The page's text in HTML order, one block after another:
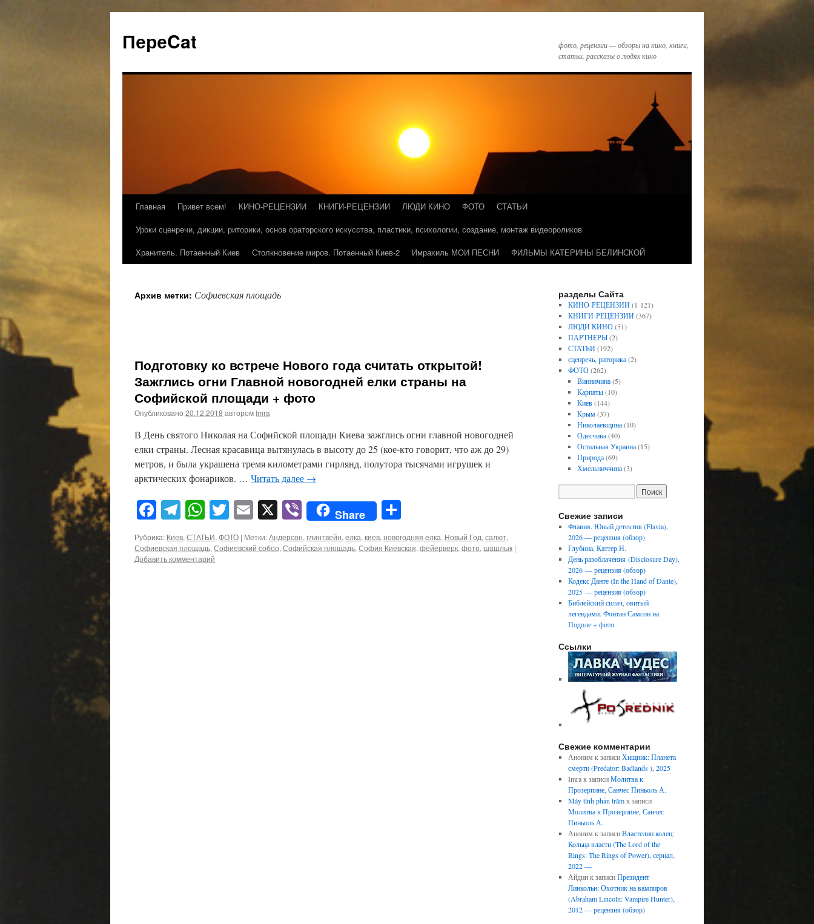
ПереCat
фото, рецензии — обзоры на кино, книги,
статьи, рассказы о людях кино
Главная Привет всем! КИНО-РЕЦЕНЗИИ КНИГИ-РЕЦЕНЗИИ ЛЮДИ КИНО ФОТО
СТАТЬИ
Уроки сценречи, дикции, риторики, основ ораторского искусства, пластики, психологии, создание, монтаж видеороликов
Хранитель. Потаенный Киев
Столкновение миров. Потаенный Киев-2 Имрахиль МОИ ПЕСНИ ФИЛЬМЫ КАТЕРИНЫ БЕЛИНСКОЙ
Архив метки: Софиевская площадь
Подготовку ко встрече Нового года считать открытой!
Зажглись огни Главной новогодней елки страны на
Софийской площади + фото
Опубликовано 20.12.2018 автором Imra
В День святого Николая на Софийской площади Киева зажглись огни главной новогодней
елки страны. Лесная красавица вытянулась в высоту до 25 (кое-кто говорит, что аж до 29)
метров, и была украшена тремя километрами гирлянд, полутора тысячами игрушек и
арктических фонариков. … Читать далее →
Facebook
Telegram
WhatsApp
Twitter
Email
X ViberShare
Рубрика: Киев,СТАТЬИ,ФОТО | Метки:Андерсон,глинтвейн,елка,киев,новогодняя елка, Новый Год,салют,
Софиевская площадь,Софиевский собор,Софийская площадь,София Киевская,фейерверк,фото,шашлык |
Добавить комментарий
разделы Сайта
КИНО-РЕЦЕНЗИИ(1 121)
КНИГИ-РЕЦЕНЗИИ(367)
ЛЮДИ КИНО(51)
ПАРТНЕРЫ(2)
СТАТЬИ(192)
сценречь, риторика(2)
ФОТО(262)
Винничина(5)
Карпаты(10)
Киев(144)
Крым(37)
Николаевщина(10)
Одесчина(40)
Остальная Украина(15)
Природа(69)
Хмельниччина(3)
Свежие записи
Флавия. Юный детектив (Flavia),
2026 — рецензия (обзор)
Глубина, Каттер Н.
День разоблачения (Disclosure Day),
2026 — рецензия (обзор)
Кодекс Данте (In the Hand of Dante),
2025 — рецензия (обзор)
Библейский силач, овитый
легендами. Фонтан Самсон на
Подоле + фото
Ссылки
Свежие комментарии
Аноним к записиХищник: Планета
смерти (Predator: Badlands ), 2025
Imraк записиМолитва к
Прозерпине, Санчес Пиньоль А.
Máy tính phần trămк записи
Молитва к Прозерпине, Санчес
Пиньоль А.
Аноним к записиВластелин колец:
Кольца власти (The Lord of the
Rings: The Rings of Power), сериал,
2022 —
Айдинк записиПрезидент
Линкольн: Охотник на вампиров
(Abraham Lincoln: Vampire Hunter),
2012 — рецензия (обзор)